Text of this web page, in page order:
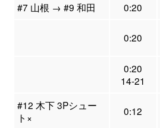
#7 山根 → #9 和田 0:20
0:20
0:20
14-21
#12 木下 3Pシュー
ト×
0:12